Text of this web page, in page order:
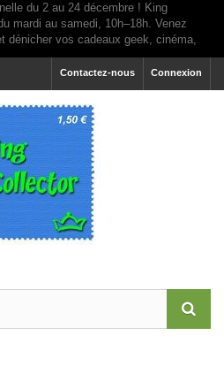
Connexion
Contactez-nous